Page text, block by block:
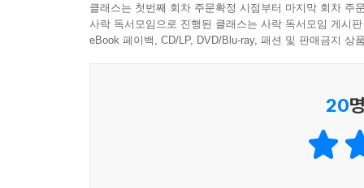
진솔하게 바라보는 계기가 되기도 합니다.
가족이라는 관계에서도 서로를 온전히 이해하
수호와 엄마의 이야기는 진정한 존중의 의미를
클래스는 첫번째 회차 주문확정 시점부터 마지막 회차 주
사락 독서모임으로 진행된 클래스는 사락 독서모임 게시
eBook 페이백, CD/LP, DVD/Blu-ray, 패션 및 판매금지 상
20